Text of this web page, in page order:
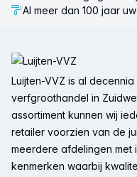
Al meer dan 100 jaar
Luijten-VVZ is al
verfgroothandel in
assortiment kunnen wij
retailer voorzien van de
meerdere afdelingen met
kenmerken waarbij